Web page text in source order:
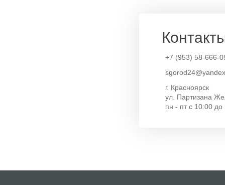
+7 (953) 58-666-
г. Красноярск
ул. Партизана
пн - пт с 10:00 до